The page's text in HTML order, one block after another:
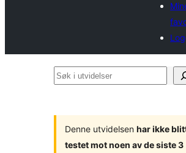
Søk
Denne utvidelsen har ikke
testet mot noen av de siste 3